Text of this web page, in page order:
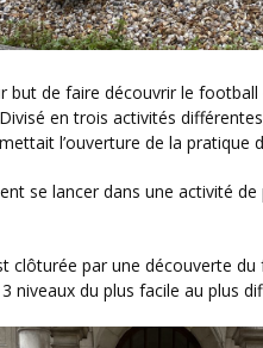
en trois activités
l’ouverture de la pratique
niveaux du plus facile au plus